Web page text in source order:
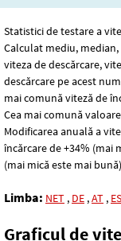
Statistici de testare a
Calculat mediu,
viteza de descărcare,
descărcare pe acest
mai comună viteză de
Cea mai comună
Modificarea anuală a
încărcare de +34% (mai
(mai mică este mai
Limba: NET , DE ,AT , ES
Graficul de